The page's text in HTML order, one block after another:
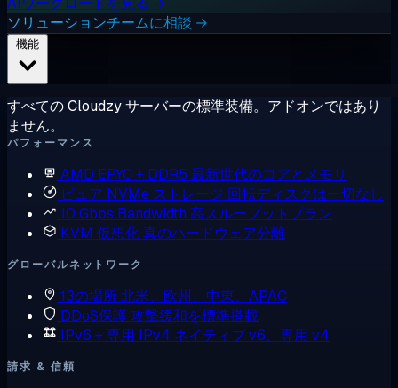
ソリューションチームに相談 →
すべての Cloudzy サーバーの標準装備。アドオンではあり
ません。
パフォーマンス
AMD EPYC + DDR5 最新世代のコアとメモリ
ピュア NVMe ストレージ 回転ディスクは一切なし
10 Gbps Bandwidth 高スループットプラン
KVM 仮想化真のハードウェア分離
グローバルネットワーク
13の場所北米、欧州、中東、APAC
DDoS保護攻撃緩和を標準搭載
IPv6 + 専用 IPv4 ネイティブ v6、専用 v4
請求 & 信頼